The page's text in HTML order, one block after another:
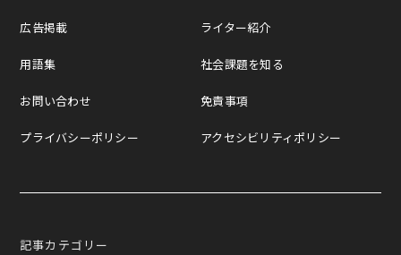
広告掲載
用語集
お問い合わせ
プライバシーポリシー
ライター紹介
社会課題を知る
免責事項
アクセシビリティポリシー
記事カテゴリー